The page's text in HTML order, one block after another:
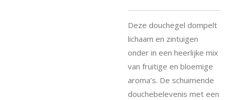
Deze douchegel dompelt
lichaam en zintuigen
onder in een heerlijke mix
van fruitige en bloemige
aroma’s. De schuimende
douchebelevenis met een